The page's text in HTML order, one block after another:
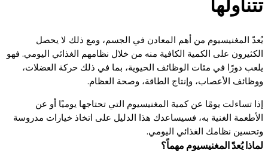
يُعدّ المغنيسيوم من أهم المعادن في الجسم، ومع ذلك لا يحصل
الكثيرون على الكمية الكافية منه من خلال نظامهم الغذائي اليومي. فهو
يلعب دورًا في مئات الوظائف الحيوية، بما في ذلك حركة العضلات،
ووظائف الأعصاب، وإنتاج الطاقة، وصحة العظام.
إذا تساءلت يومًا عن كمية المغنيسيوم التي تحتاجها يوميًا أو عن
الأطعمة الغنية به، فسيساعدك هذا الدليل على اتخاذ خيارات مدروسة
وتحسين نظامك الغذائي اليومي.
لماذا يُعدّ المغنيسيوم مهماً؟